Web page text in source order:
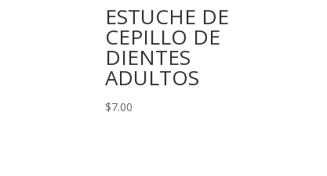
ESTUCHE DE
CEPILLO DE
DIENTES
ADULTOS
$7.00